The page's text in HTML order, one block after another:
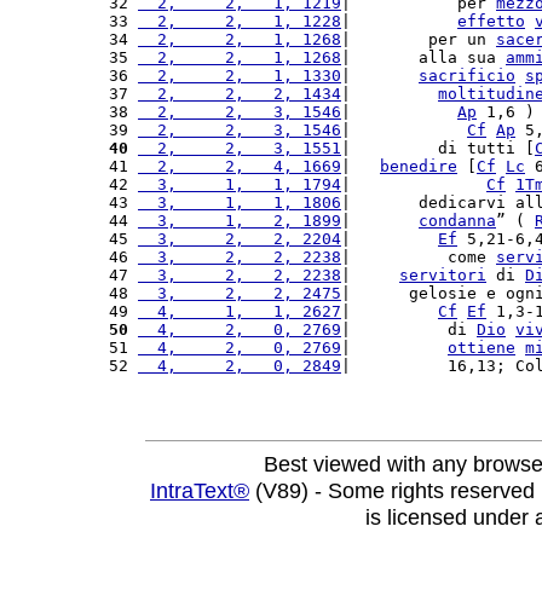
33
  2,     2,   1, 1228
effetto
34
  2,     2,   1, 1268
|        per un
35
  2,     2,   1, 1268
|       alla sua
36
  2,     2,   1, 1330
sacrificio
37
  2,     2,   2, 1434
38
  2,     2,   3, 1546
Ap 1,6
39
  2,     2,   3, 1546
Cf Ap
40
  2,     2,   3, 1551
|         di tutti [
41
  2,     2,   4, 1669
benedire Cf Lc
42
  3,     1,   1, 1794
Cf
43
  3,     1,   1, 1806
|       dedicarvi
44
  3,     1,   2, 1899
condanna” (
45
  3,     2,   2, 2204
Ef 5,21-
46
  3,     2,   2, 2238
|          come
47
  3,     2,   2, 2238
servitori di
48
  3,     2,   2, 2475
|      gelosie e
49
  4,     1,   1, 2627
Cf Ef 1,3-
50
  4,     2,   0, 2769
|          di Dio
51
  4,     2,   0, 2769
ottiene
52
  4,     2,   0, 2849
|          16,13;
Best viewed with any
IntraText® (V89) - Some rights
is licensed under